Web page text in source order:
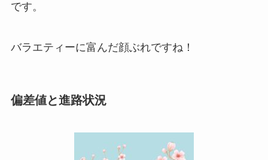
です。
バラエティーに富んだ顔ぶれですね！
偏差値と進路状況